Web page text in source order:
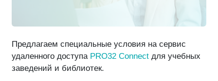
Предлагаем специальные условия на сервис
удаленного доступа PRO32 Connect для учебных
заведений и библиотек.